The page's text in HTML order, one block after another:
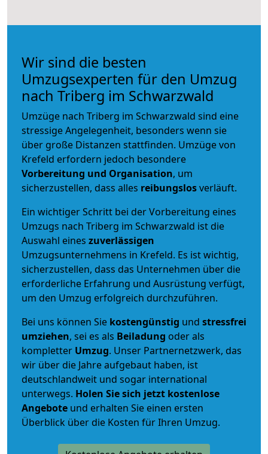
Wir sind die besten
Umzugsexperten für den Umzug
nach Triberg im Schwarzwald
Umzüge nach Triberg im Schwarzwald sind eine
stressige Angelegenheit, besonders wenn sie
über große Distanzen stattfinden. Umzüge von
Krefeld erfordern jedoch besondere
Vorbereitung und Organisation, um
sicherzustellen, dass alles reibungslosverläuft.
Ein wichtiger Schritt bei der Vorbereitung eines
Umzugs nach Triberg im Schwarzwald ist die
Auswahl eines zuverlässigen
Umzugsunternehmens in Krefeld. Es ist wichtig,
sicherzustellen, dass das Unternehmen über die
erforderliche Erfahrung und Ausrüstung verfügt,
um den Umzug erfolgreich durchzuführen.
Bei uns können Sie kostengünstig und stressfrei
umziehen, sei es als Beiladung oder als
kompletter Umzug. Unser Partnernetzwerk, das
wir über die Jahre aufgebaut haben, ist
deutschlandweit und sogar international
unterwegs. Holen Sie sich jetzt kostenlose
Angebote und erhalten Sie einen ersten
Überblick über die Kosten für Ihren Umzug.